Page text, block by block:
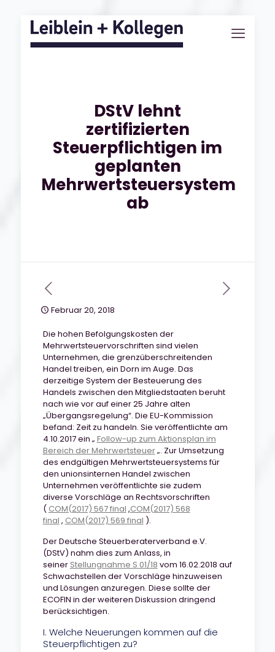
DStV lehnt
zertifizierten
Steuerpflichtigen im
geplanten
Mehrwertsteuersystem
ab
Februar 20, 2018
Die hohen Befolgungskosten der
Mehrwertsteuervorschriften sind vielen
Unternehmen, die grenzüberschreitenden
Handel treiben, ein Dorn im Auge. Das
derzeitige System der Besteuerung des
Handels zwischen den Mitgliedstaaten beruht
nach wie vor auf einer 25 Jahre alten
„Übergangsregelung“. Die EU-Kommission
befand: Zeit zu handeln. Sie veröffentlichte am
4.10.2017 ein „ Follow-up zum Aktionsplan im
Bereich der Mehrwertsteuer„. Zur Umsetzung
des endgültigen Mehrwertsteuersystems für
den unionsinternen Handel zwischen
Unternehmen veröffentlichte sie zudem
diverse Vorschläge an Rechtsvorschriften
( COM(2017) 567 final ,COM(2017) 568
final , COM(2017) 569 final ).
Der Deutsche Steuerberaterverband e.V.
(DStV) nahm dies zum Anlass, in
seiner Stellungnahme S 01/18 vom 16.02.2018 auf
Schwachstellen der Vorschläge hinzuweisen
und Lösungen anzuregen. Diese sollte der
ECOFIN in der weiteren Diskussion dringend
berücksichtigen.
I. Welche Neuerungen kommen auf die
Steuerpflichtigen zu?